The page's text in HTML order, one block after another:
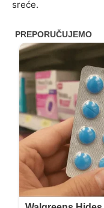
sreće.